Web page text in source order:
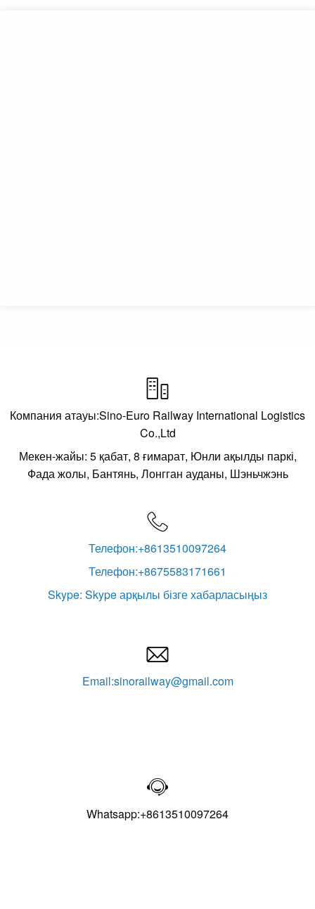

Компания атауы:Sino-Euro Railway International Logistics
Co.,Ltd
Мекен-жайы: 5 қабат, 8 ғимарат, Юнли ақылды паркі,
Фада жолы, Бантянь, Лонгган ауданы, Шэньчжэнь

Телефон:+8613510097264
Телефон:+8675583171661
Skype: Skype арқылы бізге хабарласыңыз

Email:sinorailway@gmail.com

Whatsapp:+8613510097264